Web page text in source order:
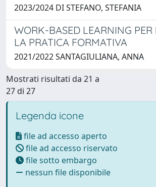
2023/2024 DI STEFANO, STEFANIA
WORK-BASED LEARNING PER
LA PRATICA FORMATIVA
2021/2022 SANTAGIULIANA, ANNA
Mostrati risultati da 21 a
27 di 27
Legenda icone
file ad accesso aperto
file ad accesso riservato
file sotto embargo
nessun file disponibile